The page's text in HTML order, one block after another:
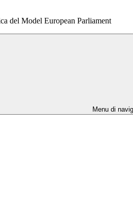
del Model European Parliament
Menu di